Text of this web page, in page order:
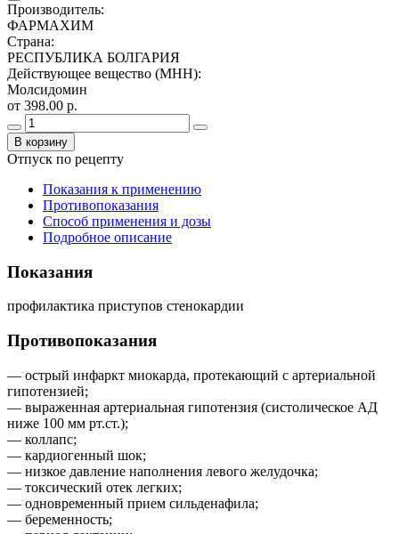
Производитель:
ФАРМАХИМ
Страна:
РЕСПУБЛИКА БОЛГАРИЯ
Действующее вещество (МНН):
Молсидомин
от 398.00 р.
В корзину
Отпуск по рецепту
Показания к применению
Противопоказания
Способ применения и дозы
Подробное описание
Показания
профилактика приступов стенокардии
Противопоказания
— острый инфаркт миокарда, протекающий с артериальной
гипотензией;
— выраженная артериальная гипотензия (систолическое АД
ниже 100 мм рт.ст.);
— коллапс;
— кардиогенный шок;
— низкое давление наполнения левого желудочка;
— токсический отек легких;
— одновременный прием сильденафила;
— беременность;